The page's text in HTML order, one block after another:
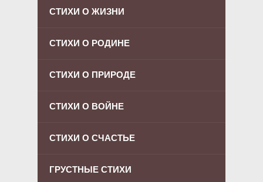
СТИХИ О ЖИЗНИ
СТИХИ О РОДИНЕ
СТИХИ О ПРИРОДЕ
СТИХИ О ВОЙНЕ
СТИХИ О СЧАСТЬЕ
ГРУСТНЫЕ СТИХИ